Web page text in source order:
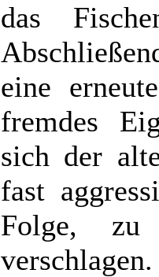
das
eine
fremdes
sich der
fast
Folge, zu